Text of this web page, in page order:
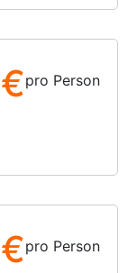
pro Person
pro Person